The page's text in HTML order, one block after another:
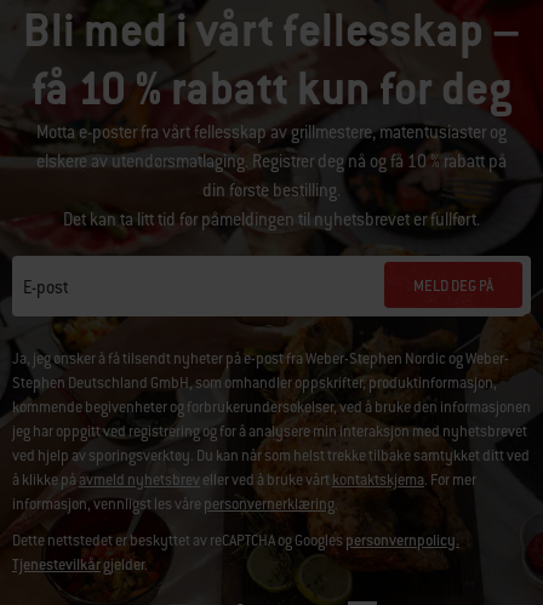
Bli med i vårt fellesskap –
få 10 % rabatt kun for deg
Motta e-poster fra vårt fellesskap av grillmestere, matentusiaster og
elskere av utendørsmatlaging. Registrer deg nå og få 10 % rabatt på
din første bestilling.
Det kan ta litt tid før påmeldingen til nyhetsbrevet er fullført.
E-post MELD DEG PÅ
Ja, jeg ønsker å få tilsendt nyheter på e-post fra Weber-Stephen Nordic og Weber-
Stephen Deutschland GmbH, som omhandler oppskrifter, produktinformasjon,
kommende begivenheter og forbrukerundersøkelser, ved å bruke den informasjonen
jeg har oppgitt ved registrering og for å analysere min interaksjon med nyhetsbrevet
ved hjelp av sporingsverktøy. Du kan når som helst trekke tilbake samtykket ditt ved
å klikke påavmeld nyhetsbreveller ved å bruke vårtkontaktskjema. For mer
informasjon, vennligst les vårepersonvernerklæring.
Dette nettstedet er beskyttet av reCAPTCHA og Googlespersonvernpolicy.
Tjenestevilkårgjelder.